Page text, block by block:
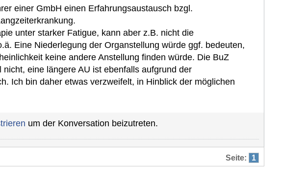
einer GmbH einen Erfahrungsaustausch bzgl.
unter starker Fatigue, kann aber z.B. nicht die
Eine Niederlegung der Organstellung würde ggf. bedeuten,
keine andere Anstellung finden würde. Die BuZ
eine längere AU ist ebenfalls aufgrund der
Ich bin daher etwas verzweifelt, in Hinblick der möglichen
um der Konversation beizutreten.
Seite: 1